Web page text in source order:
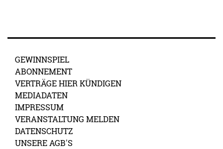
GEWINNSPIEL
ABONNEMENT
VERTRÄGE HIER KÜNDIGEN
MEDIADATEN
IMPRESSUM
VERANSTALTUNG MELDEN
DATENSCHUTZ
UNSERE AGB'S